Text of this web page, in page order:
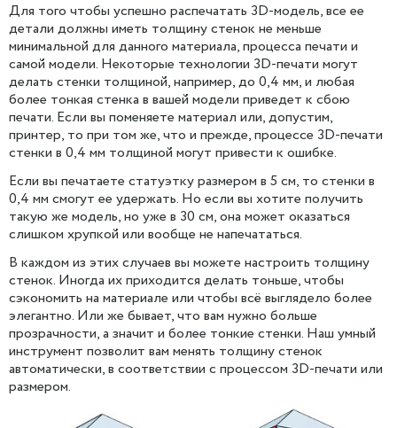
Для того чтобы успешно распечатать 3D-модель, все ее
детали должны иметь толщину стенок не меньше
минимальной для данного материала, процесса печати и
самой модели. Некоторые технологии 3D-печати могут
делать стенки толщиной, например, до 0,4 мм, и любая
более тонкая стенка в вашей модели приведет к сбою
печати. Если вы поменяете материал или, допустим,
принтер, то при том же, что и прежде, процессе 3D-печати
стенки в 0,4 мм толщиной могут привести к ошибке.
Если вы печатаете статуэтку размером в 5 см, то стенки в
0,4 мм смогут ее удержать. Но если вы хотите получить
такую же модель, но уже в 30 см, она может оказаться
слишком хрупкой или вообще не напечататься.
В каждом из этих случаев вы можете настроить толщину
стенок. Иногда их приходится делать тоньше, чтобы
сэкономить на материале или чтобы всё выглядело более
элегантно. Или же бывает, что вам нужно больше
прозрачности, а значит и более тонкие стенки. Наш умный
инструмент позволит вам менять толщину стенок
автоматически, в соответствии с процессом 3D-печати или
размером.